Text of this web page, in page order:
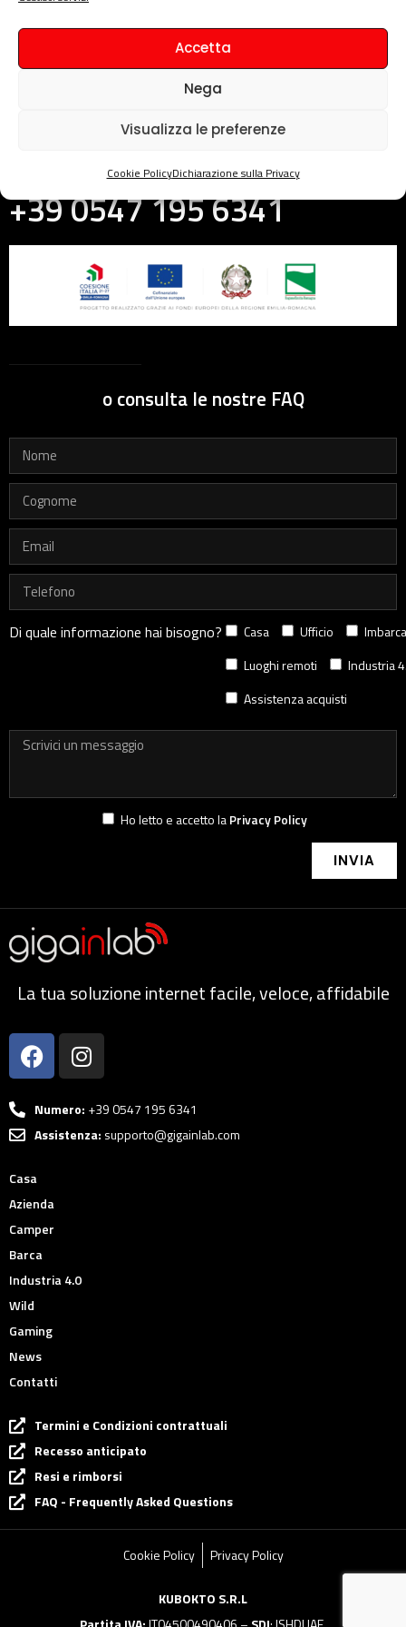
Accetta
Nega
Visualizza le preferenze
Cookie PolicyDichiarazione sulla Privacy
+39 0547 195 6341
o consulta le nostre FAQ
Di quale informazione hai bisogno? Casa Ufficio
Luoghi remoti
Industria
Assistenza acquisti
Ho letto e accetto laPrivacy Policy
INVIA
La tua soluzione internet facile, veloce, affidabile
Numero: +39 0547 195 6341
Assistenza: supporto@gigainlab.com
Casa
Azienda
Camper
Barca
Industria 4.0
Wild
Gaming
News
Contatti
Termini e Condizioni contrattuali
Recesso anticipato
Resi e rimborsi
FAQ - Frequently Asked Questions
Cookie Policy Privacy Policy
KUBOKTO S.R.L